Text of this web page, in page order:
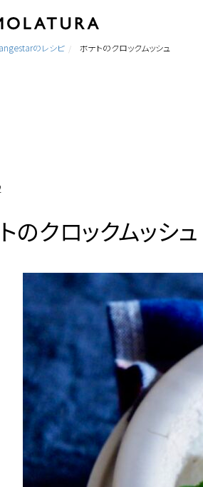
のレシピ ポテトのクロックムッシュ
のクロックムッシュ